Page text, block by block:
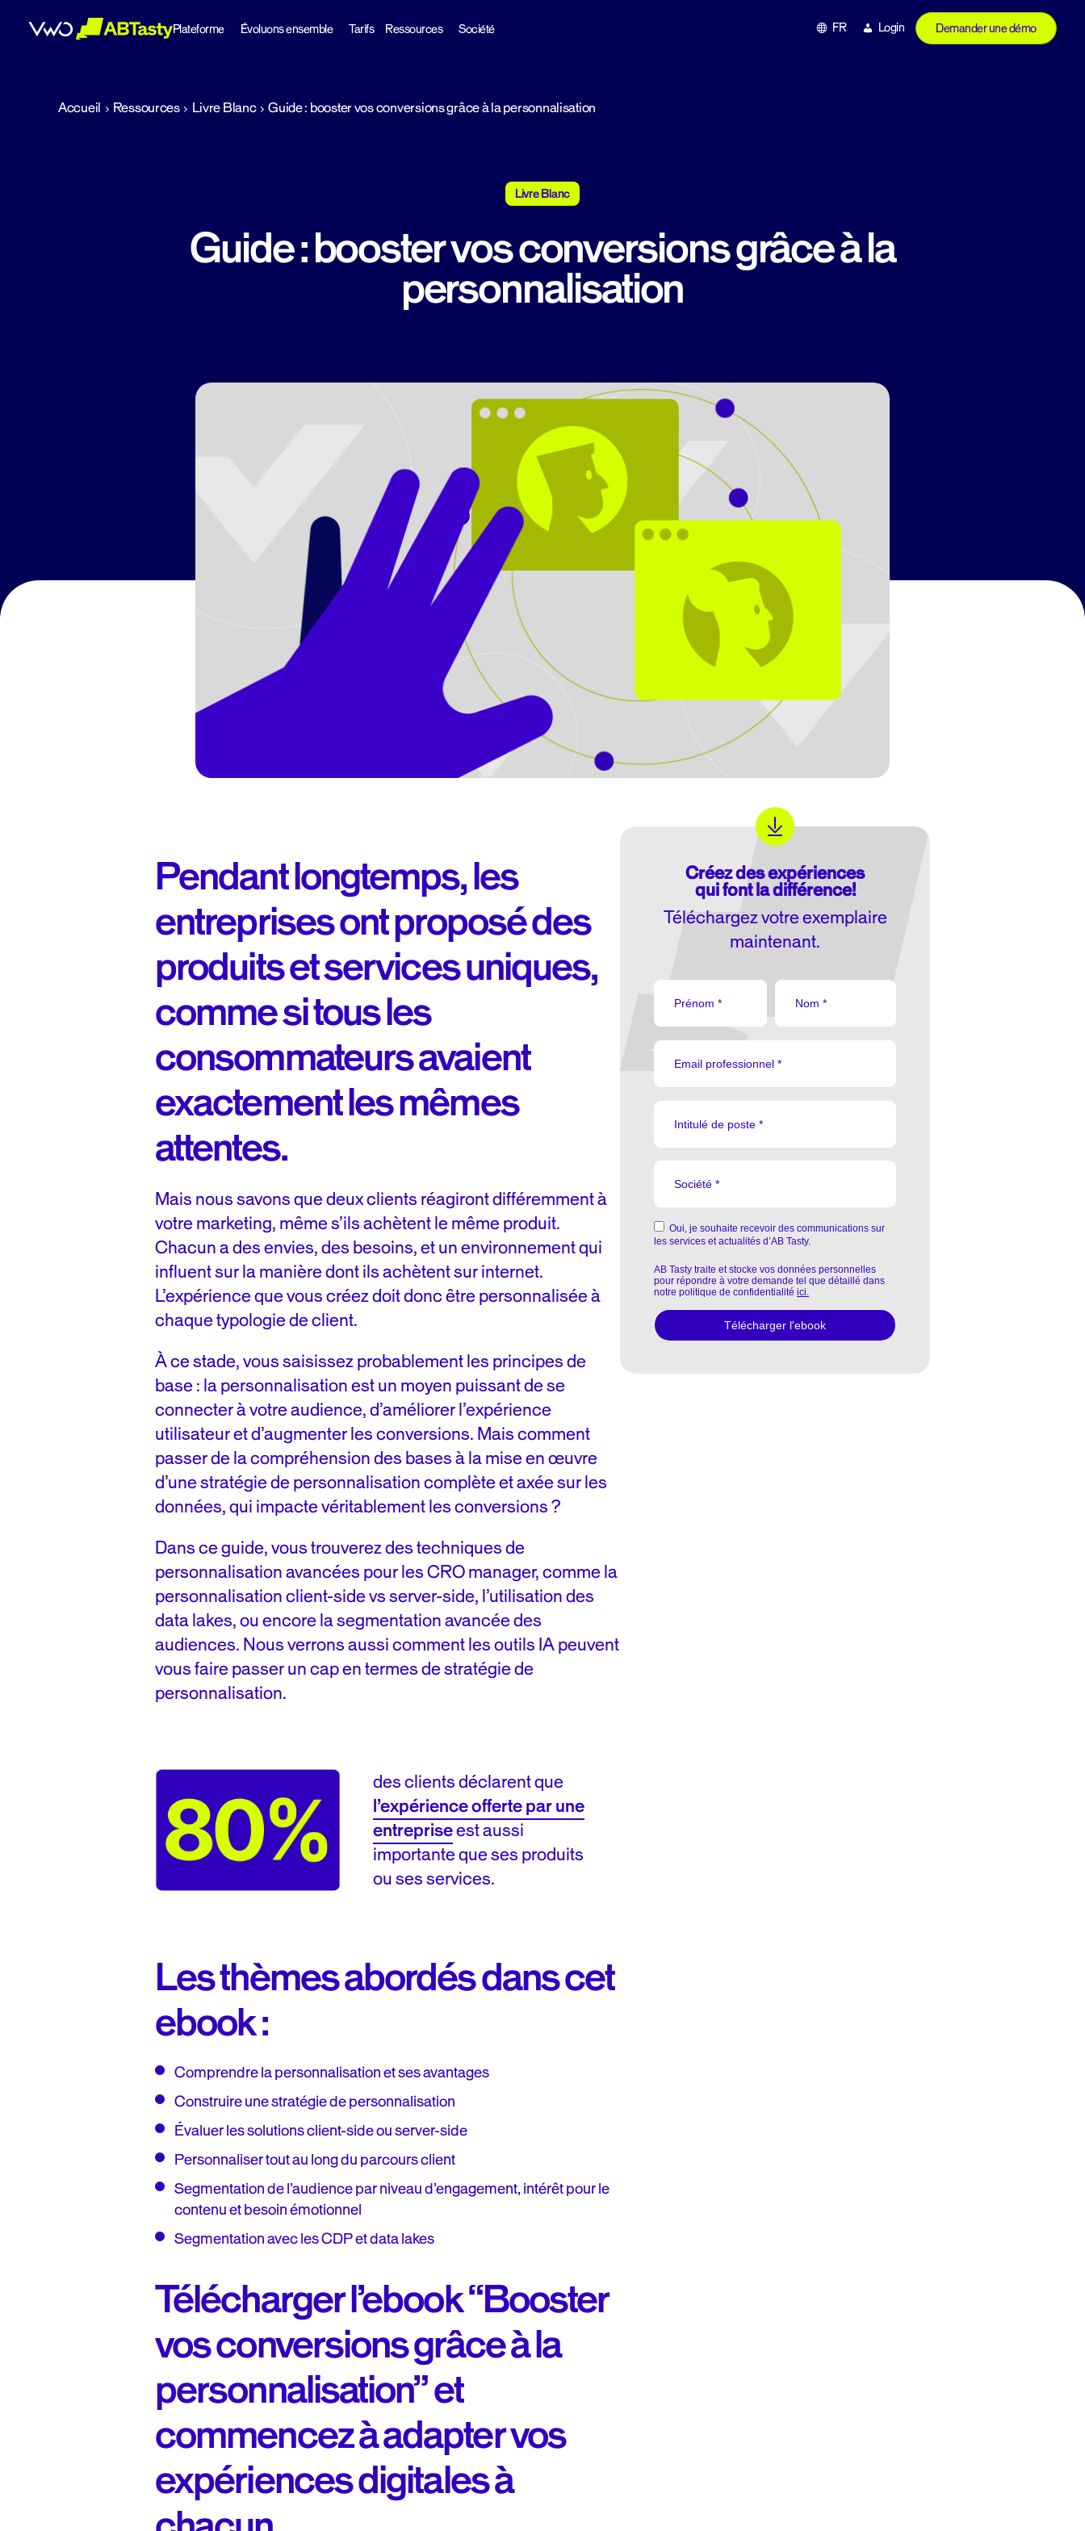
Plateforme Évoluons ensemble Tarifs Ressources Société Demander une démo
Login
FR
Accueil Ressources Livre Blanc Guide : booster vos conversions grâce à la personnalisation
Livre Blanc
Guide : booster vos conversions grâce à la
personnalisation
Pendant longtemps, les
entreprises ont proposé des
produits et services uniques,
comme si tous les
consommateurs avaient
exactement les mêmes
attentes.
Mais nous savons que deux clients réagiront différemment à
votre marketing, même s’ils achètent le même produit.
Chacun a des envies, des besoins, et un environnement qui
influent sur la manière dont ils achètent sur internet.
L’expérience que vous créez doit donc être personnalisée à
chaque typologie de client.
À ce stade, vous saisissez probablement les principes de
base : la personnalisation est un moyen puissant de se
connecter à votre audience, d’améliorer l’expérience
utilisateur et d’augmenter les conversions. Mais comment
passer de la compréhension des bases à la mise en œuvre
d’une stratégie de personnalisation complète et axée sur les
données, qui impacte véritablement les conversions ?
Dans ce guide, vous trouverez des techniques de
personnalisation avancées pour les CRO manager, comme la
personnalisation client-side vs server-side, l’utilisation des
data lakes, ou encore la segmentation avancée des
audiences. Nous verrons aussi comment les outils IA peuvent
vous faire passer un cap en termes de stratégie de
personnalisation.
des clients déclarent que
l’expérience offerte par une
entrepriseest aussi
importante que ses produits
ou ses services.
Les thèmes abordés dans cet
ebook :
Comprendre la personnalisation et ses avantages
Construire une stratégie de personnalisation
Évaluer les solutions client-side ou server-side
Personnaliser tout au long du parcours client
Segmentation de l’audience par niveau d’engagement, intérêt pour le
contenu et besoin émotionnel
Segmentation avec les CDP et data lakes
Télécharger l’ebook “Booster
vos conversions grâce à la
personnalisation” et
commencez à adapter vos
expériences digitales à
Créez des expériences
qui font la différence!
Téléchargez votre exemplaire
maintenant.